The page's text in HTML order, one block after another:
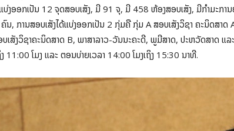
ງອອກເປັນ 12 ຈຸດສອບເສັງ, ມີ 91 ຈຸ, ມີ 458 ຫ້ອງສອບເສັງ, ມີກຳມະ
ນ, ການສອບເສັງໄດ້ແບ່ງອອກເປັນ 2 ກຸ່ມຄື ກຸ່ມ A ສອບເສັງວິຊາ ຄະນິດສາ
ເສັງວິຊາຄະນິດສາດ B, ພາສາລາວ-ວັນນະຄະດີ, ພູມີສາດ, ປະຫວັດສາດ ແ
ງ 11:00 ໂມງ ແລະ ຕອນບ່າຍເວລາ 14:00 ໂມງເຖິງ 15:30 ນາທີ.